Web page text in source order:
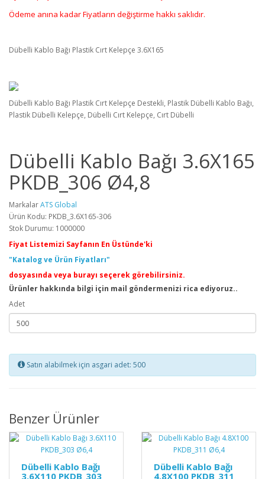
Ödeme anına kadar Fiyatların değiştirme hakkı saklıdır.
Dübelli Kablo Bağı Plastik Cırt Kelepçe 3.6X165
Dübelli Kablo Bağı Plastik Cırt Kelepçe Destekli, Plastik Dübelli Kablo Bağı,
Plastik Dübelli Kelepçe, Dübelli Cırt Kelepçe, Cırt Dübelli
Dübelli Kablo Bağı 3.6X165
PKDB_306 Ø4,8
MarkalarATS Global
Ürün Kodu: PKDB_3.6X165-306
Stok Durumu: 1000000
Fiyat Listemizi Sayfanın En Üstünde'ki
"Katalog ve Ürün Fiyatları"
dosyasında veya burayı seçerek görebilirsiniz.
Ürünler hakkında bilgi için mail göndermenizi rica ediyoruz..
Adet
Satın alabilmek için asgari adet: 500
Benzer Ürünler
Dübelli Kablo Bağı
3.6X110 PKDB_303
Dübelli Kablo Bağı
4.8X100 PKDB_311